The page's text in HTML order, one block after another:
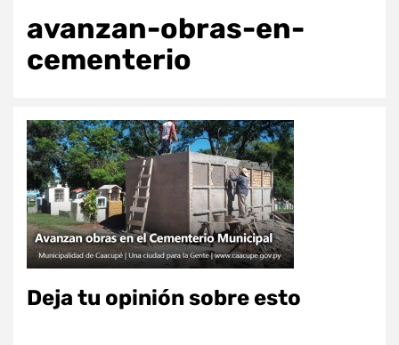
avanzan-obras-en-
cementerio
Deja tu opinión sobre esto